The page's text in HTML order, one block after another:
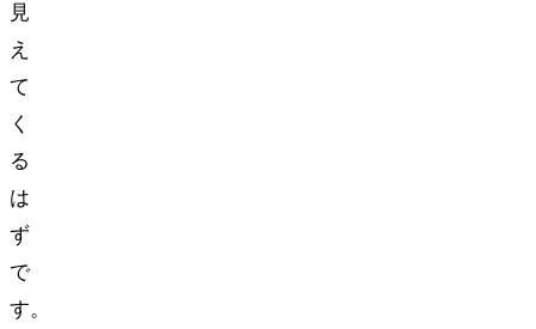
見
え
て
く
る
は
ず
で
す。